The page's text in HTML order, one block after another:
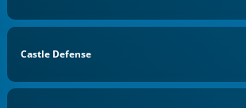
Castle Defense